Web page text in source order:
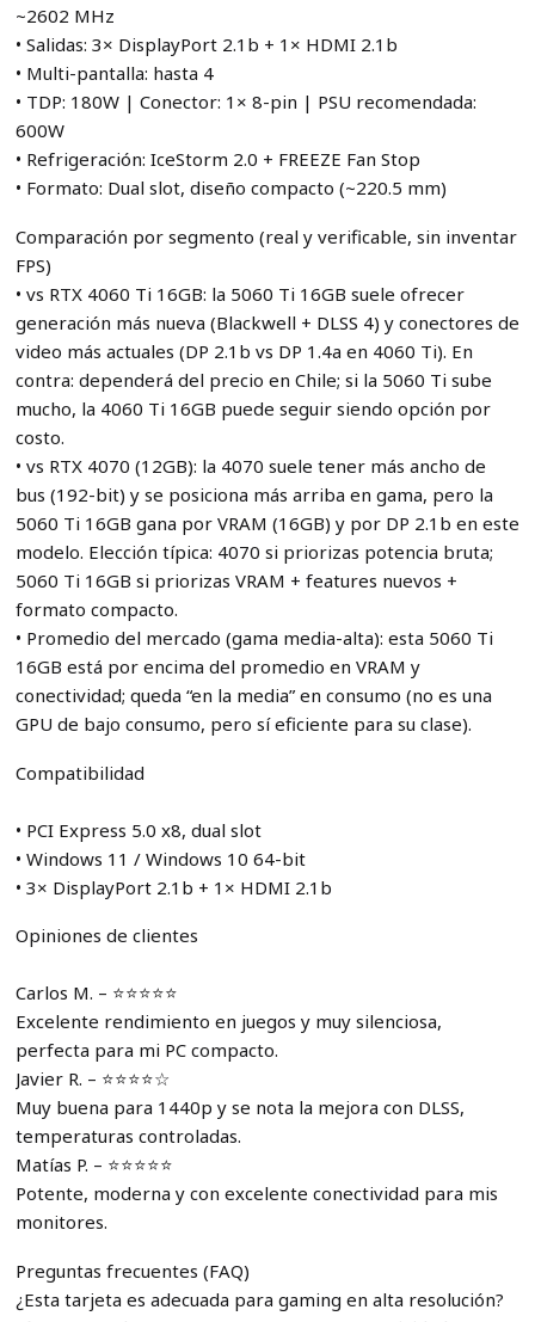
~2602 MHz
• Salidas: 3× DisplayPort 2.1b + 1× HDMI 2.1b
• Multi-pantalla: hasta 4
• TDP: 180W | Conector: 1× 8-pin | PSU recomendada:
600W
• Refrigeración: IceStorm 2.0 + FREEZE Fan Stop
• Formato: Dual slot, diseño compacto (~220.5 mm)
Comparación por segmento (real y verificable, sin inventar
FPS)
• vs RTX 4060 Ti 16GB: la 5060 Ti 16GB suele ofrecer
generación más nueva (Blackwell + DLSS 4) y conectores de
video más actuales (DP 2.1b vs DP 1.4a en 4060 Ti). En
contra: dependerá del precio en Chile; si la 5060 Ti sube
mucho, la 4060 Ti 16GB puede seguir siendo opción por
costo.
• vs RTX 4070 (12GB): la 4070 suele tener más ancho de
bus (192-bit) y se posiciona más arriba en gama, pero la
5060 Ti 16GB gana por VRAM (16GB) y por DP 2.1b en este
modelo. Elección típica: 4070 si priorizas potencia bruta;
5060 Ti 16GB si priorizas VRAM + features nuevos +
formato compacto.
• Promedio del mercado (gama media-alta): esta 5060 Ti
16GB está por encima del promedio en VRAM y
conectividad; queda “en la media” en consumo (no es una
GPU de bajo consumo, pero sí eficiente para su clase).
Compatibilidad
• PCI Express 5.0 x8, dual slot
• Windows 11 / Windows 10 64-bit
• 3× DisplayPort 2.1b + 1× HDMI 2.1b
Opiniones de clientes
Carlos M. – ⭐⭐⭐⭐⭐
Excelente rendimiento en juegos y muy silenciosa,
perfecta para mi PC compacto.
Javier R. – ⭐⭐⭐⭐☆
Muy buena para 1440p y se nota la mejora con DLSS,
temperaturas controladas.
Matías P. – ⭐⭐⭐⭐⭐
Potente, moderna y con excelente conectividad para mis
monitores.
Preguntas frecuentes (FAQ)
¿Esta tarjeta es adecuada para gaming en alta resolución?